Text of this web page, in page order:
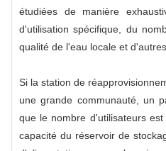
étudiées de manière
d'utilisation spécifique, du
qualité de l'eau locale et
Si la station de
une grande communauté, un
que le nombre d'utilisateurs
capacité du réservoir de